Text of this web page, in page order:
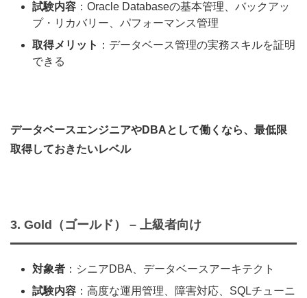
試験内容 ：Oracle Databaseの基本管理、バックアッ
プ・リカバリー、パフォーマンス管理
取得メリット ：データベース管理の実務スキルを証明
できる
データベースエンジニアやDBAとして働くなら、最低限
取得しておきたいレベル
3. Gold（ゴールド） – 上級者向け
対象者 ：シニアDBA、データベースアーキテクト
試験内容 ：高度な運用管理、障害対応、SQLチューニ